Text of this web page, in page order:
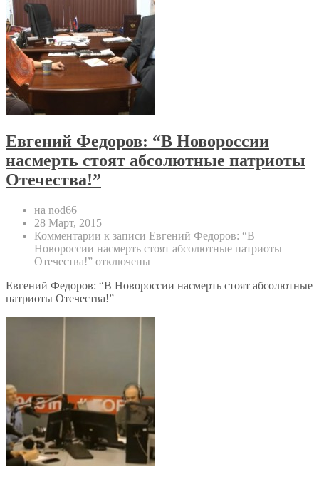
Евгений Федоров: “В Новороссии
насмерть стоят абсолютные патриоты
Отечества!”
на nod66
28 Март, 2015
Комментарии к записи Евгений Федоров: “В
Новороссии насмерть стоят абсолютные патриоты
Отечества!” отключены
Евгений Федоров: “В Новороссии насмерть стоят абсолютные
патриоты Отечества!”